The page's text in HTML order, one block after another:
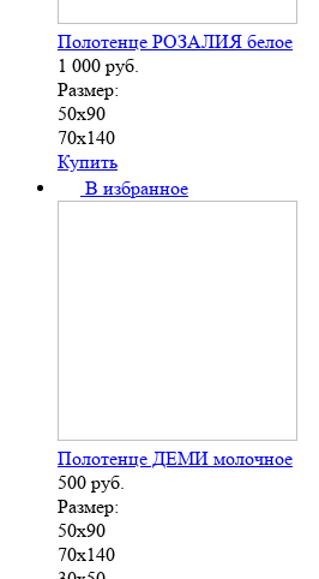
Полотенце РОЗАЛИЯ белое
1 000 руб.
Размер:
50х90
70х140
Купить
В избранное
Полотенце ДЕМИ молочное
500 руб.
Размер:
50х90
70х140